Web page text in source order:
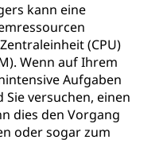
kann eine
(CPU)
Wenn auf Ihrem
Aufgaben
versuchen, einen
dies den Vorgang
oder sogar zum